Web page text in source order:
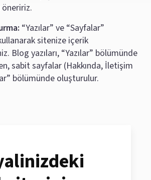
öneririz.
“Yazılar” ve “Sayfalar”
sitenize içerik
Blog yazıları, “Yazılar” bölümünde
sabit sayfalar (Hakkında, İletişim
bölümünde oluşturulur.